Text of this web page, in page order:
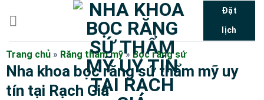
dung
Đặt
lịch
Trang chủ » Răng thẩm mỹ» Bọc răng sứ
Nha khoa bọc răng sứ thẩm mỹ uy
tín tại Rạch Giá